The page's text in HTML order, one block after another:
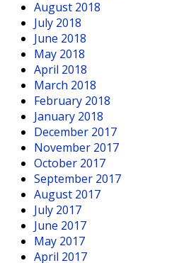
August 2018
July 2018
June 2018
May 2018
April 2018
March 2018
February 2018
January 2018
December 2017
November 2017
October 2017
September 2017
August 2017
July 2017
June 2017
May 2017
April 2017